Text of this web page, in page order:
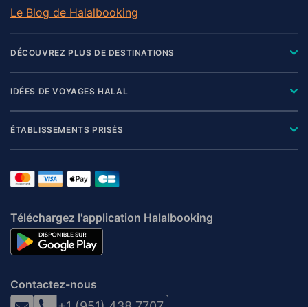
Le Blog de Halalbooking
DÉCOUVREZ PLUS DE DESTINATIONS
IDÉES DE VOYAGES HALAL
ÉTABLISSEMENTS PRISÉS
Téléchargez l'application Halalbooking
Contactez-nous